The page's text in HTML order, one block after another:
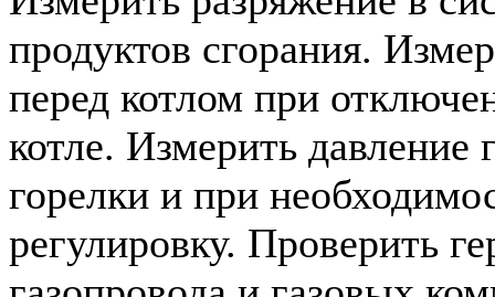
продуктов сгорания.
перед котлом при
котле. Измерить давление
горелки и при
регулировку. Проверить